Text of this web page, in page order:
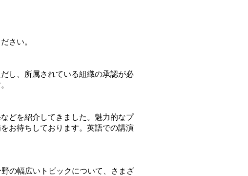
さい。
し、所属されている組織の承認が必
どを紹介してきました。魅力的なプ
お待ちしております。英語での講演
の幅広いトピックについて、さまざ